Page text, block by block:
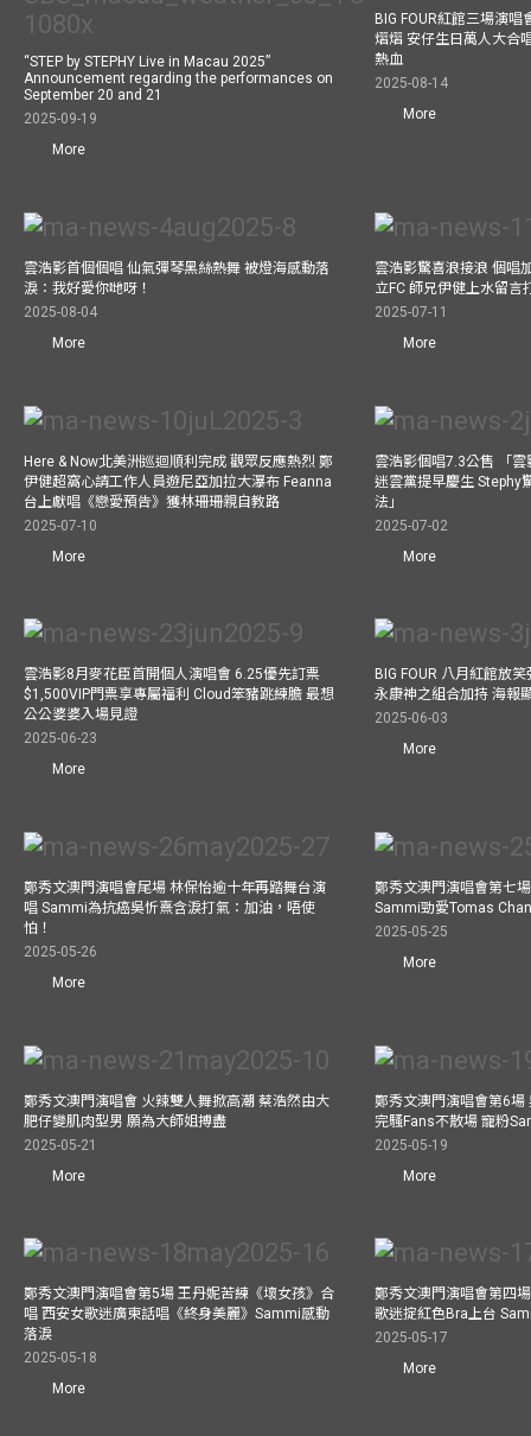
“STEP by STEPHY Live in Macau 2025”
Announcement regarding the performances on
September 20 and 21
2025-09-19
More
BIG FOUR紅館三場演
熠熠 安仔生日萬人大合
熱血
2025-08-14
More
雲浩影首個個唱 仙氣彈琴黑絲熱舞 被燈海感動落
淚：我好愛你哋呀！
2025-08-04
More
雲浩影驚喜浪接浪 個唱
立FC 師兄伊健上水留言
2025-07-11
More
Here & Now北美洲巡迴順利完成 觀眾反應熱烈 鄭
伊健超窩心請工作人員遊尼亞加拉大瀑布 Feanna
台上獻唱《戀愛預告》獲林珊珊親自教路
2025-07-10
More
雲浩影個唱7.3公售 「
迷雲黨提早慶生 Stephy
法」
2025-07-02
More
雲浩影8月麥花臣首開個人演唱會 6.25優先訂票
$1,500VIP門票享專屬福利 Cloud笨豬跳練膽 最想
公公婆婆入場見證
2025-06-23
More
BIG FOUR 八月紅館放
永康神之組合加持 海報
2025-06-03
More
鄭秀文澳門演唱會尾場 林保怡逾十年再踏舞台演
唱 Sammi為抗癌吳忻熹含淚打氣：加油，唔使
怕！
2025-05-26
More
鄭秀文澳門演唱會第七
Sammi勁愛Tomas
2025-05-25
More
鄭秀文澳門演唱會 火辣雙人舞掀高潮 蔡浩然由大
肥仔變肌肉型男 願為大師姐搏盡
2025-05-21
More
鄭秀文澳門演唱會第6場
完騷Fans不散場 寵粉
2025-05-19
More
鄭秀文澳門演唱會第5場 王丹妮苦練《壞女孩》合
唱 西安女歌迷廣東話唱《終身美麗》Sammi感動
落淚
2025-05-18
More
鄭秀文澳門演唱會第四
歌迷掟紅色Bra上台
2025-05-17
More